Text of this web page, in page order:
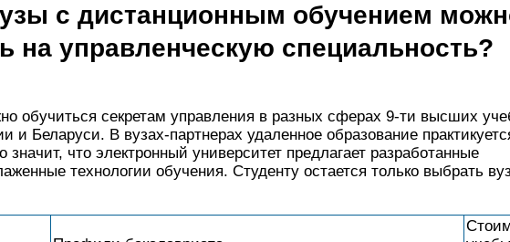
с дистанционным обучением
на управленческую специальность?
обучиться секретам управления в разных сферах 9-ти высших
и Беларуси. В вузах-партнерах удаленное образование
значит, что электронный университет предлагает разработанные
технологии обучения. Студенту остается только выбрать